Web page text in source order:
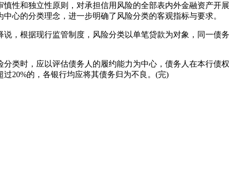
和独立性原则，对承担信用风险的全部表内外金融资产开
心的分类理念，进一步明确了风险分类的客观指标与要求。
根据现行监管制度，风险分类以单笔贷款为对象，同一债
时，应以评估债务人的履约能力为中心，债务人在本行债
20%的，各银行均应将其债务归为不良。(完)